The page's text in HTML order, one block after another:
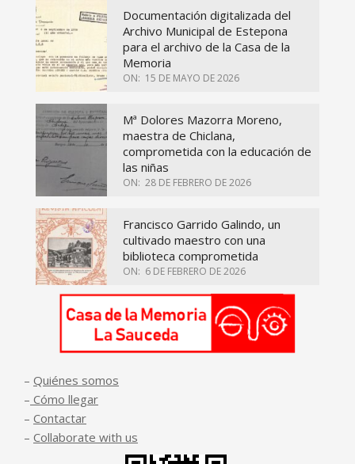
Documentación digitalizada del
Archivo Municipal de Estepona
para el archivo de la Casa de la
Memoria
ON: 15 DE MAYO DE 2026
Mª Dolores Mazorra Moreno,
maestra de Chiclana,
comprometida con la educación de
las niñas
ON: 28 DE FEBRERO DE 2026
Francisco Garrido Galindo, un
cultivado maestro con una
biblioteca comprometida
ON: 6 DE FEBRERO DE 2026
– Quiénes somos
– Cómo llegar
– Contactar
– Collaborate with us